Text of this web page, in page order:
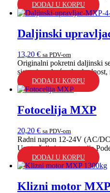
DODAJ U KORPU
Daljinski
13,20 € sa PDV-om
Originalni pokretni daljinski
sistemima: kućna bezbednost,
DODAJ U KORPU
Fotocelija MXP
20,20 € sa PDV-om
Radni napon 12-24V (AC/
Unutrašnji sistem rotacije
DODAJ U KORPU
Klizni motor